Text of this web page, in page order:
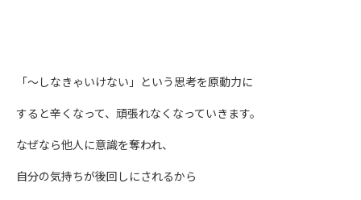
「～しなきゃいけない」という思考を原動力に
すると辛くなって、頑張れなくなっていきます。
なぜなら他人に意識を奪われ、
自分の気持ちが後回しにされるから